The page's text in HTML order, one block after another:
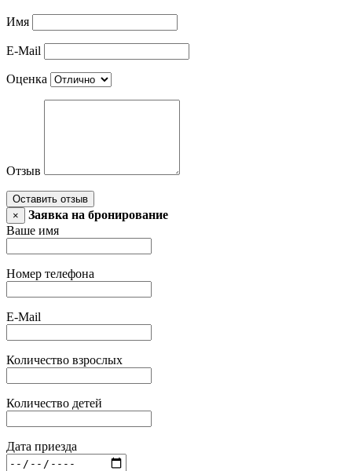
Имя
E-Mail
Оценка
Отзыв
Оставить отзыв
×
Заявка на бронирование
Ваше имя
Номер телефона
E-Mail
Количество взрослых
Количество детей
Дата приезда